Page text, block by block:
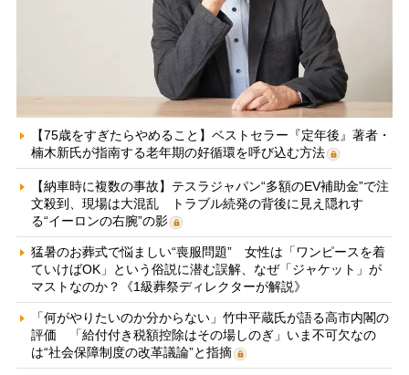
【75歳をすぎたらやめること】ベストセラー『定年後』著者・
楠木新氏が指南する老年期の好循環を呼び込む方法
【納車時に複数の事故】テスラジャパン“多額のEV補助金”で注
文殺到、現場は大混乱 トラブル続発の背後に見え隠れす
る“イーロンの右腕”の影
猛暑のお葬式で悩ましい“喪服問題” 女性は「ワンピースを着
ていけばOK」という俗説に潜む誤解、なぜ「ジャケット」が
マストなのか？《1級葬祭ディレクターが解説》
「何がやりたいのか分からない」竹中平蔵氏が語る高市内閣の
評価 「給付付き税額控除はその場しのぎ」いま不可欠なの
は“社会保障制度の改革議論”と指摘